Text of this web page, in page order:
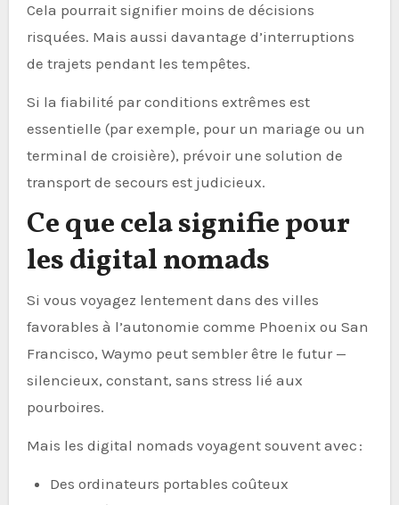
Cela pourrait signifier moins de décisions
risquées. Mais aussi davantage d’interruptions
de trajets pendant les tempêtes.
Si la fiabilité par conditions extrêmes est
essentielle (par exemple, pour un mariage ou un
terminal de croisière), prévoir une solution de
transport de secours est judicieux.
Ce que cela signifie pour
les digital nomads
Si vous voyagez lentement dans des villes
favorables à l’autonomie comme Phoenix ou San
Francisco, Waymo peut sembler être le futur —
silencieux, constant, sans stress lié aux
pourboires.
Mais les digital nomads voyagent souvent avec :
Des ordinateurs portables coûteux